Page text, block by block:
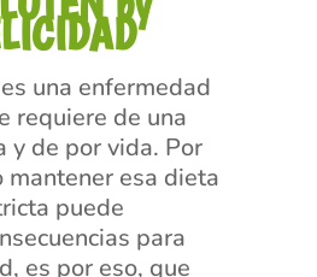
una enfermedad
requiere de una
y de por vida. Por
mantener esa dieta
puede
para
es por eso, que